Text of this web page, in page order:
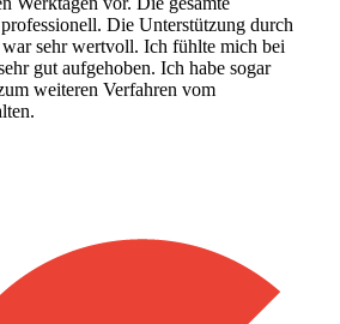
Die Unterstützung durch
war sehr wertvoll. Ich fühlte mich bei
gut aufgehoben. Ich habe sogar
weiteren Verfahren vom